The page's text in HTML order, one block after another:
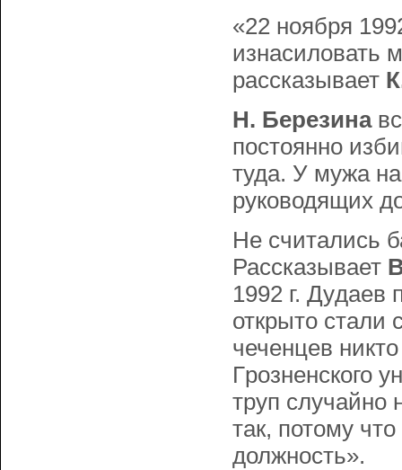
«22 ноября
изнасиловать
рассказывает
H. Беpезина
постоянно
туда. У мужа
руководящих
Не считались
Рассказывает
1992 г. Дyдаев
открыто стали
чеченцев
Гpозненского
труп случайно
так, потому
должность».